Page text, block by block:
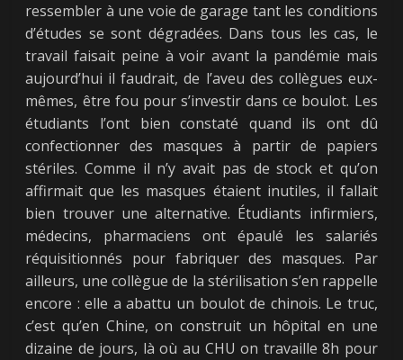
ressembler à une voie de garage tant les conditions
d’études se sont dégradées. Dans tous les cas, le
travail faisait peine à voir avant la pandémie mais
aujourd’hui il faudrait, de l’aveu des collègues eux-
mêmes, être fou pour s’investir dans ce boulot. Les
étudiants l’ont bien constaté quand ils ont dû
confectionner des masques à partir de papiers
stériles. Comme il n’y avait pas de stock et qu’on
affirmait que les masques étaient inutiles, il fallait
bien trouver une alternative. Étudiants infirmiers,
médecins, pharmaciens ont épaulé les salariés
réquisitionnés pour fabriquer des masques. Par
ailleurs, une collègue de la stérilisation s’en rappelle
encore : elle a abattu un boulot de chinois. Le truc,
c’est qu’en Chine, on construit un hôpital en une
dizaine de jours, là où au CHU on travaille 8h pour